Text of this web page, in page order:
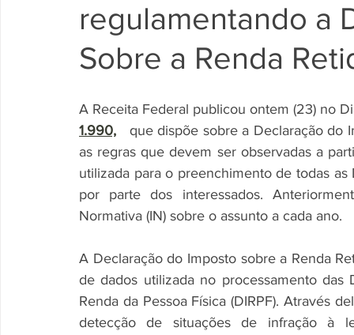
regulamentando a
Sobre a Renda
A Receita Federal publicou ontem (23) no
1.990,
que dispõe sobre a Declaração do
as regras que devem ser observadas a
utilizada para o preenchimento de todas
por parte dos interessados.
Normativa (IN) sobre o assunto a cada ano.
A Declaração do Imposto sobre a Renda
de dados utilizada no processamento
Renda da Pessoa Física (DIRPF). Através
detecção de situações de infração à